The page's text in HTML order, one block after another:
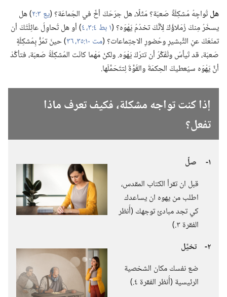
هلتُواجِهُ مُشكِلَةً صَعبَة؟‏ مَثَلًا،‏ هل جرَحَكَ أخٌ في الجَماعَة؟‏ (‏يع ٣:‏٢
‏)‏ هل
يسخَرُ مِنكَ زُمَلاؤُكَ لِأنَّكَ تخدُمُ يَهْوَه؟‏ (‏١ بط ٤:‏٣،‏ ٤
‏)‏ أو هل تُحاوِلُ عائِلَتُكَ أن
تمنَعَكَ عنِ التَّبشيرِ وحُضورِ الاجتِماعات؟‏ (‏مت ١٠:‏٣٥،‏ ٣٦
‏)‏ حينَ تمُرُّ بِمُشكِلَةٍ
صَعبَة،‏ قد تَيأسُ وتُفَكِّرُ أن تترُكَ يَهْوَه.‏ ولكنْ مَهْما كانَت المُشكِلَةُ صَعبَة،‏ فتأكَّدْ
أنَّ يَهْوَه سيُعطيكَ الحِكمَةَ والقُوَّةَ لِتتَحَمَّلَها.‏
إذا كنت تواجه مشكلة،‏ فكيف تعرف ماذا
تفعل؟‏
١-‏
صلِّ
قبل ان تقرأ الكتاب المقدس،‏
اطلب من يهوه ان يساعدك
كي تجد مبادئ توجهك (‏أُنظر
الفقرة ٣.‏)‏
٢-‏
تخيَّل
ضع نفسك مكان الشخصية
الرئيسية (‏أُنظر الفقرة ٤.‏)‏